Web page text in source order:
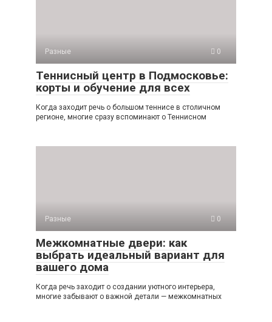
Разные 0
Теннисный центр в Подмосковье:
корты и обучение для всех
Когда заходит речь о большом теннисе в столичном
регионе, многие сразу вспоминают о Теннисном
Разные 0
Межкомнатные двери: как
выбрать идеальный вариант для
вашего дома
Когда речь заходит о создании уютного интерьера,
многие забывают о важной детали — межкомнатных